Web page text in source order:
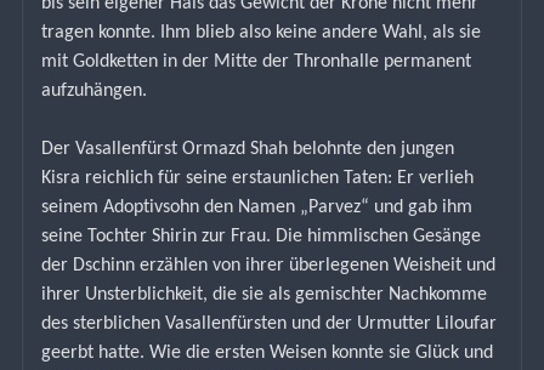
tragen konnte. Ihm blieb also keine andere Wahl, als sie
mit Goldketten in der Mitte der Thronhalle permanent
aufzuhängen.
Der Vasallenfürst Ormazd Shah belohnte den jungen
Kisra reichlich für seine erstaunlichen Taten: Er verlieh
seinem Adoptivsohn den Namen „Parvez“ und gab ihm
seine Tochter Shirin zur Frau. Die himmlischen Gesänge
der Dschinn erzählen von ihrer überlegenen Weisheit und
ihrer Unsterblichkeit, die sie als gemischter Nachkomme
des sterblichen Vasallenfürsten und der Urmutter Liloufar
geerbt hatte. Wie die ersten Weisen konnte sie Glück und